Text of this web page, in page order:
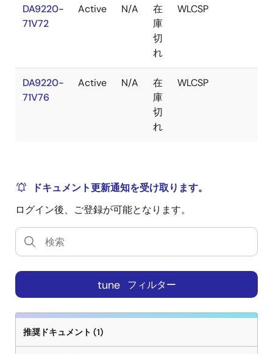
DA9220-
71V72
Active N/A
在
庫
切
れ
WLCSP
DA9220-
71V76
Active N/A
在
庫
切
れ
WLCSP
ドキュメント更新通知を受け取ります。
ログイン後、ご登録が可能となります。
tune フィルター
推奨ドキュメント (1)